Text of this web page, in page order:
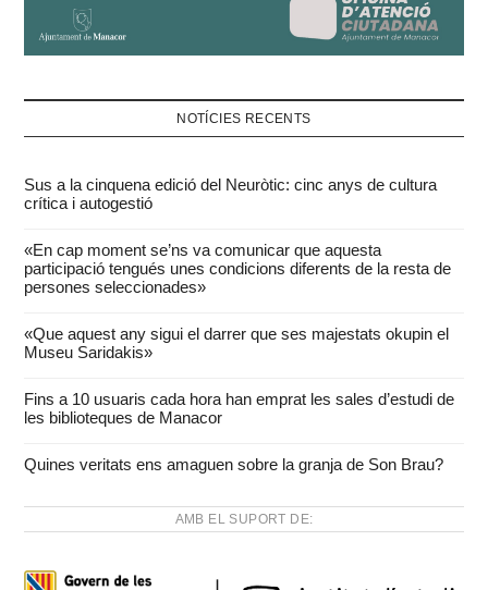
NOTÍCIES RECENTS
Sus a la cinquena edició del Neuròtic: cinc anys de cultura
crítica i autogestió
«En cap moment se’ns va comunicar que aquesta
participació tengués unes condicions diferents de la resta de
persones seleccionades»
«Que aquest any sigui el darrer que ses majestats okupin el
Museu Saridakis»
Fins a 10 usuaris cada hora han emprat les sales d’estudi de
les biblioteques de Manacor
Quines veritats ens amaguen sobre la granja de Son Brau?
AMB EL SUPORT DE: